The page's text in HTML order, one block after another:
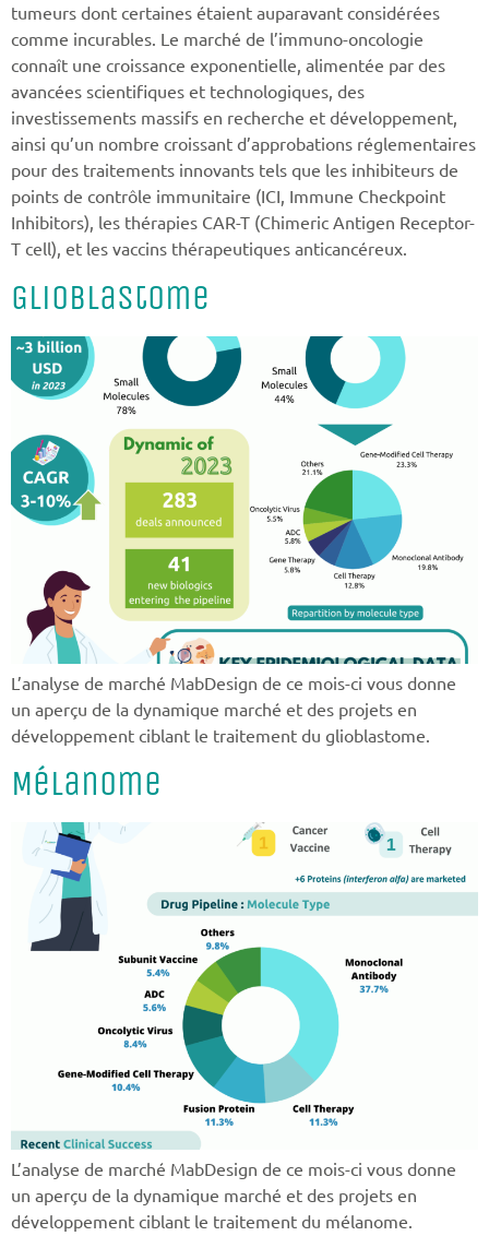
tumeurs dont certaines étaient auparavant considérées
comme incurables. Le marché de l’immuno-oncologie
connaît une croissance exponentielle, alimentée par des
avancées scientifiques et technologiques, des
investissements massifs en recherche et développement,
ainsi qu’un nombre croissant d’approbations réglementaires
pour des traitements innovants tels que les inhibiteurs de
points de contrôle immunitaire (ICI, Immune Checkpoint
Inhibitors), les thérapies CAR-T (Chimeric Antigen Receptor-
T cell), et les vaccins thérapeutiques anticancéreux.
Glioblastome
L’analyse de marché MabDesign de ce mois-ci vous donne
un aperçu de la dynamique marché et des projets en
développement ciblant le traitement du glioblastome.
Mélanome
L’analyse de marché MabDesign de ce mois-ci vous donne
un aperçu de la dynamique marché et des projets en
développement ciblant le traitement du mélanome.